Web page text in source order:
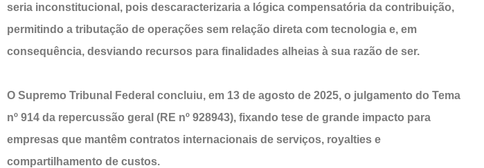
seria inconstitucional, pois descaracterizaria a lógica compensatória da contribuição,
permitindo a tributação de operações sem relação direta com tecnologia e, em
consequência, desviando recursos para finalidades alheias à sua razão de ser.
O Supremo Tribunal Federal concluiu, em 13 de agosto de 2025, o julgamento do Tema
nº 914 da repercussão geral (RE nº 928943), fixando tese de grande impacto para
empresas que mantêm contratos internacionais de serviços, royalties e
compartilhamento de custos.